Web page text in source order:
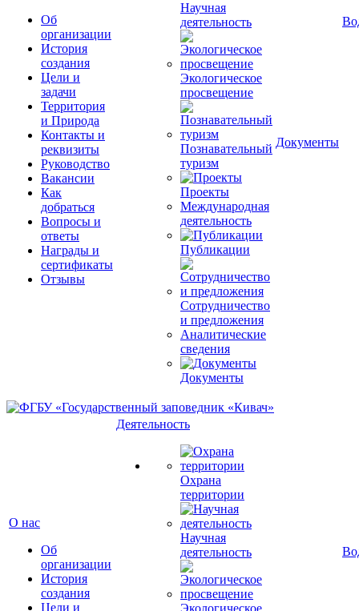
Об
организации
История
создания
Цели и
задачи
Территория
и Природа
Контакты и
реквизиты
Руководство
Вакансии
Как
добраться
Вопросы и
ответы
Награды и
сертификаты
Отзывы
Научная
деятельность
Экологическое
просвещение
Познавательный
туризм
Проекты
Международная
деятельность
Публикации
Сотрудничество
и предложения
Аналитические
сведения
Документы
Документы
О нас
Об
организации
История
создания
Цели и
Деятельность
Охрана
территории
Научная
деятельность
Экологическое